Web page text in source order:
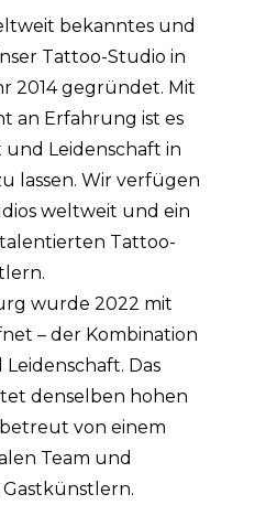
bekanntes und
Tattoo-Studio in
2014 gegründet. Mit
an Erfahrung ist es
und Leidenschaft in
lassen. Wir verfügen
weltweit und ein
Tattoo-
wurde 2022 mit
– der Kombination
Das
denselben hohen
von einem
Team und